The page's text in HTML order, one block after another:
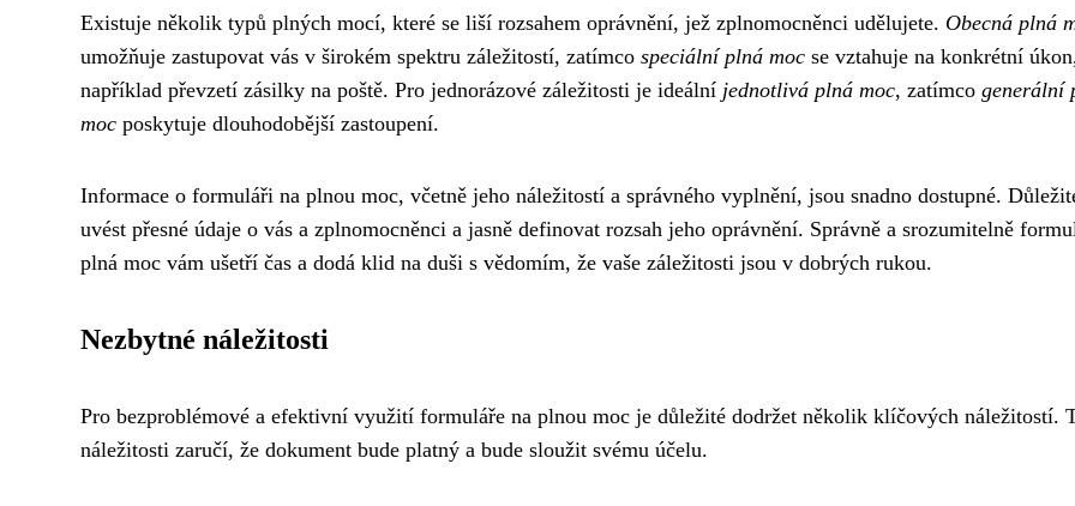
Existuje několik typů plných mocí, které se liší rozsahem oprávnění, jež zplnomocněnci udělujete. Obecná plná
umožňuje zastupovat vás v širokém spektru záležitostí, zatímco speciální plná moc se vztahuje na konkrétní
například převzetí zásilky na poště. Pro jednorázové záležitosti je ideální jednotlivá plná moc, zatímco generální
moc poskytuje dlouhodobější zastoupení.
Informace o formuláři na plnou moc, včetně jeho náležitostí a správného vyplnění, jsou snadno dostupné.
uvést přesné údaje o vás a zplnomocněnci a jasně definovat rozsah jeho oprávnění. Správně a srozumitelně
plná moc vám ušetří čas a dodá klid na duši s vědomím, že vaše záležitosti jsou v dobrých rukou.
Nezbytné náležitosti
Pro bezproblémové a efektivní využití formuláře na plnou moc je důležité dodržet několik klíčových náležitostí.
náležitosti zaručí, že dokument bude platný a bude sloužit svému účelu.